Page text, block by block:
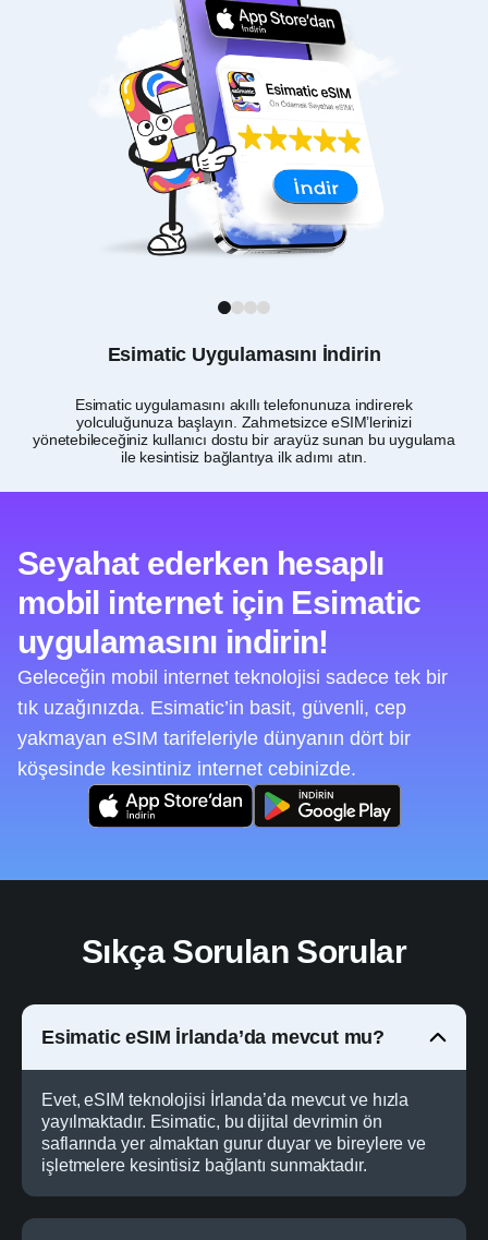
Esimatic Uygulamasını İndirin
Esimatic uygulamasını akıllı telefonunuza indirerek
yolculuğunuza başlayın. Zahmetsizce eSIM’lerinizi
yönetebileceğiniz kullanıcı dostu bir arayüz sunan bu uygulama
ile kesintisiz bağlantıya ilk adımı atın.
1 2 3 4
Seyahat ederken hesaplı
mobil internet için Esimatic
uygulamasını indirin!
Geleceğin mobil internet teknolojisi sadece tek bir
tık uzağınızda. Esimatic’in basit, güvenli, cep
yakmayan eSIM tarifeleriyle dünyanın dört bir
köşesinde kesintiniz internet cebinizde.
Sıkça Sorulan Sorular
Esimatic eSIM İrlanda’da mevcut mu?
Evet, eSIM teknolojisi İrlanda’da mevcut ve hızla
yayılmaktadır. Esimatic, bu dijital devrimin ön
saflarında yer almaktan gurur duyar ve bireylere ve
işletmelere kesintisiz bağlantı sunmaktadır.